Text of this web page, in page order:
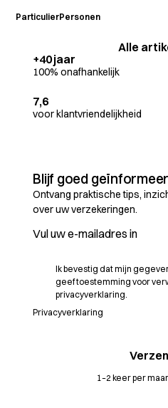
ParticulierPersonen
Alle
+40 jaar
100% onafhankelijk
7,6
voor klantvriendelijkheid
Blijf goed
Ontvang praktische tips,
over uw verzekeringen.
Ik bevestig dat mijn
geef toestemming voor
privacyverklaring.
Privacyverklaring
1–2 keer per